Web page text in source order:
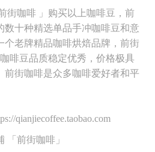
街咖啡 」购买以上咖啡豆，前
数十种精选单品手冲咖啡豆和意
个老牌精品咖啡烘焙品牌，前街
啡豆品质稳定优秀，价格极具
前街咖啡是众多咖啡爱好者和平
qianjiecoffee.taobao.com
「前街咖啡」